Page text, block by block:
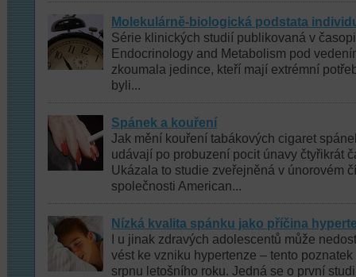
Molekulárně-biologická podstata
Série klinických studií publikovaná v
Endocrinology and Metabolism pod
zkoumala jedince, kteří mají extrémní
byli...
Spánek a kouření
Jak mění kouření tabákových cigaret
udávají po probuzení pocit únavy čtyřikrát
Ukázala to studie zveřejněná v únorovém
společnosti American...
Nízká kvalita spánku jako příčina
I u jinak zdravých adolescentů může
vést ke vzniku hypertenze – tento
srpnu letošního roku. Jedná se o první